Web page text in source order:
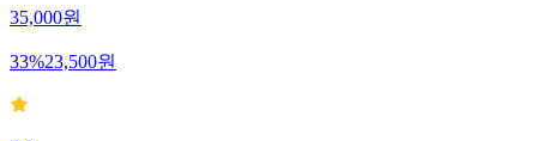
35,000원
33%23,500원